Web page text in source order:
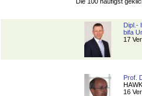
Dipl.-
bifa
17
Prof.
16